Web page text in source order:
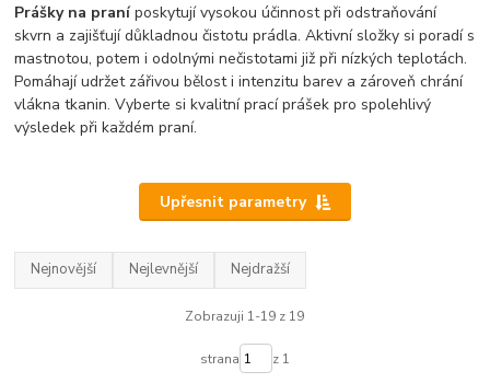
Prášky na praníposkytují vysokou účinnost při odstraňování
skvrn a zajišťují důkladnou čistotu prádla. Aktivní složky si poradí s
mastnotou, potem i odolnými nečistotami již při nízkých teplotách.
Pomáhají udržet zářivou bělost i intenzitu barev a zároveň chrání
vlákna tkanin. Vyberte si kvalitní prací prášek pro spolehlivý
výsledek při každém praní.
Upřesnit parametry
Nejnovější Nejlevnější Nejdražší
Zobrazuji 1-19 z 19
strana z 1